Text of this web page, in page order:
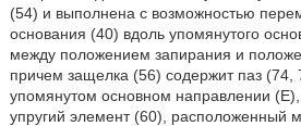
(54) и выполнена с возможностью
основания (40) вдоль упомянутого
между положением запирания и
причем защелка (56) содержит паз (74,
упомянутом основном направлении
упругий элемент (60), расположенный